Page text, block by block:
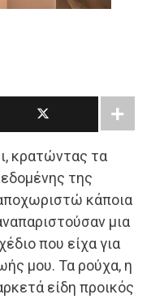
κρατώντας τα
της
κάποια
μια
που είχα για
μου. Τα ρούχα, η
είδη προικός